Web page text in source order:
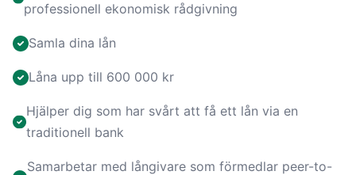
professionell ekonomisk rådgivning
Samla dina lån
Låna upp till 600 000 kr
Hjälper dig som har svårt att få ett lån via en
traditionell bank
Samarbetar med långivare som förmedlar peer-to-